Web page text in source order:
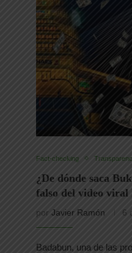
Fact-checking
¿De dónde saca
falso del video viral
por Javier Ramón 6
Badabun, una de las